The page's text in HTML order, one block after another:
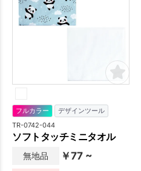
フルカラー デザインツール
TR-0742-044
ソフトタッチミニタオル
無地品 ￥77 ~